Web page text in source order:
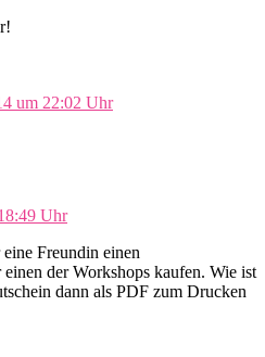
um 22:02 Uhr
Uhr
Freundin einen
der Workshops kaufen. Wie ist
dann als PDF zum Drucken